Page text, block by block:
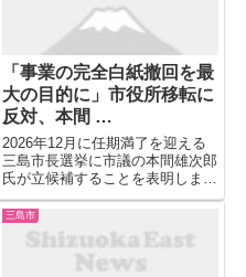
「事業の完全白紙撤回を最
大の目的に」市役所移転に
反対、本間 …
2026年12月に任期満了を迎える
三島市長選挙に市議の本間雄次郎
氏が立候補することを表明しまし
た。 本間氏は、11月の市議会で
可決された市役所本庁舎を移転す
る整備事業の白紙撤回を目指して
います。
三島市